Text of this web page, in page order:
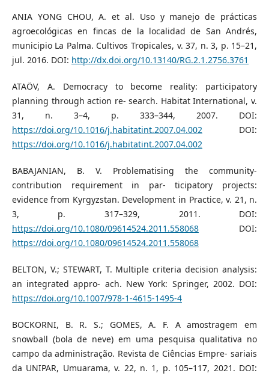
ANIA YONG CHOU, A. et al. Uso y manejo de prácticas
agroecológicas en fincas de la localidad de San Andrés,
municipio La Palma. Cultivos Tropicales, v. 37, n. 3, p. 15–21,
jul. 2016. DOI: http://dx.doi.org/10.13140/RG.2.1.2756.3761
ATAÖV, A. Democracy to become reality: participatory
planning through action re- search. Habitat International, v.
31, n. 3–4, p. 333–344, 2007. DOI:
https://doi.org/10.1016/j.habitatint.2007.04.002DOI:
https://doi.org/10.1016/j.habitatint.2007.04.002
BABAJANIAN, B. V. Problematising the community-
contribution requirement in par- ticipatory projects:
evidence from Kyrgyzstan. Development in Practice, v. 21, n.
3, p. 317–329, 2011. DOI:
https://doi.org/10.1080/09614524.2011.558068DOI:
https://doi.org/10.1080/09614524.2011.558068
BELTON, V.; STEWART, T. Multiple criteria decision analysis:
an integrated appro- ach. New York: Springer, 2002. DOI:
https://doi.org/10.1007/978-1-4615-1495-4
BOCKORNI, B. R. S.; GOMES, A. F. A amostragem em
snowball (bola de neve) em uma pesquisa qualitativa no
campo da administração. Revista de Ciências Empre- sariais
da UNIPAR, Umuarama, v. 22, n. 1, p. 105–117, 2021. DOI: